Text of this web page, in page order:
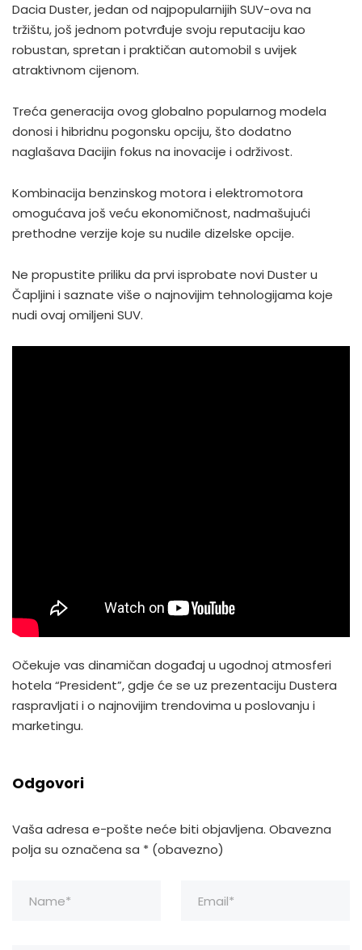
Dacia Duster, jedan od najpopularnijih SUV-ova na
tržištu, još jednom potvrđuje svoju reputaciju kao
robustan, spretan i praktičan automobil s uvijek
atraktivnom cijenom.
Treća generacija ovog globalno popularnog modela
donosi i hibridnu pogonsku opciju, što dodatno
naglašava Dacijin fokus na inovacije i održivost.
Kombinacija benzinskog motora i elektromotora
omogućava još veću ekonomičnost, nadmašujući
prethodne verzije koje su nudile dizelske opcije.
Ne propustite priliku da prvi isprobate novi Duster u
Čapljini i saznate više o najnovijim tehnologijama koje
nudi ovaj omiljeni SUV.
Očekuje vas dinamičan događaj u ugodnoj atmosferi
hotela “President”, gdje će se uz prezentaciju Dustera
raspravljati i o najnovijim trendovima u poslovanju i
marketingu.
Odgovori
Vaša adresa e-pošte neće biti objavljena. Obavezna
polja su označena sa * (obavezno)